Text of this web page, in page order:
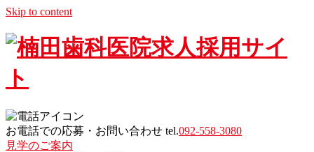
Skip to content
お電話での応募・お問い合わせ tel.092-558-3080
見学のご案内